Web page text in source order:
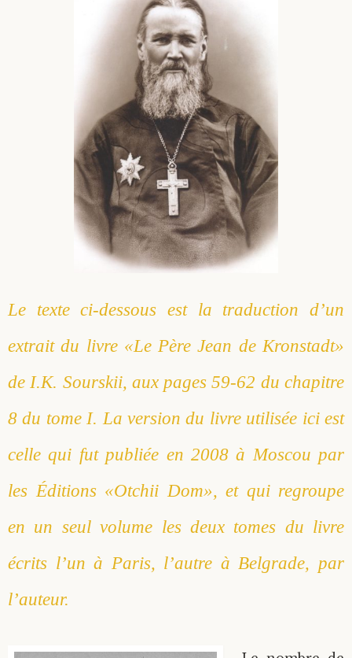
Le texte ci-dessous est la traduction d’un
extrait du livre «Le Père Jean de Kronstadt»
de I.K. Sourskii, aux pages 59-62 du chapitre
8 du tome I. La version du livre utilisée ici est
celle qui fut publiée en 2008 à Moscou par
les Éditions «Otchii Dom», et qui regroupe
en un seul volume les deux tomes du livre
écrits l’un à Paris, l’autre à Belgrade, par
l’auteur.